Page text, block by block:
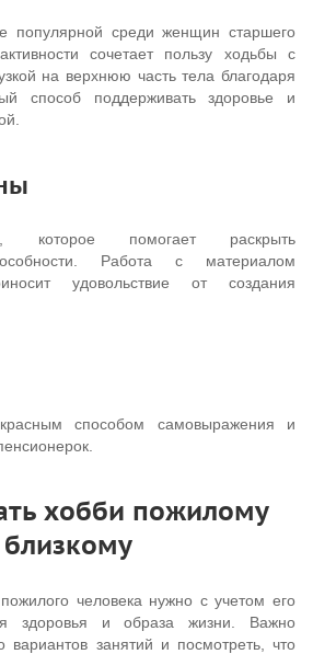
популярной среди женщин старшего
сочетает пользу ходьбы с
на верхнюю часть тела благодаря
способ поддерживать здоровье и
которое помогает раскрыть
Работа с материалом
удовольствие от создания
способом самовыражения и
хобби пожилому
близкому
человека нужно с учетом его
здоровья и образа жизни. Важно
вариантов занятий и посмотреть, что